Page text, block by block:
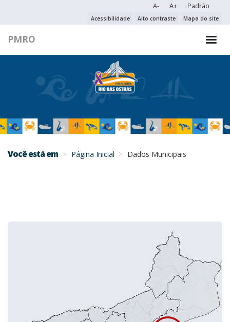
A- A+ Padrão
Acessibilidade Alto contraste Mapa do site
PMRO
PESQUISAR NO PORTAL
PESQUISAR
Você está em Página Inicial Dados Municipais